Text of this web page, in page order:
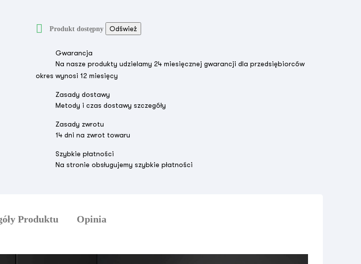
 Produkt dostępny
Gwarancja
Na nasze produkty udzielamy 24 miesięcznej gwarancji dla przedsiębiorców
okres wynosi 12 miesięcy
Zasady dostawy
Metody i czas dostawy szczegóły
Zasady zwrotu
14 dni na zwrot towaru
Szybkie płatności
Na stronie obsługujemy szybkie płatności
Produktu Opinia